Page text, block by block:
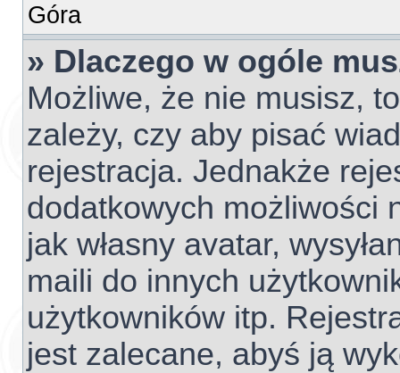
Góra
» Dlaczego w ogóle
Możliwe, że nie musisz,
zależy, czy aby pisać
rejestracja. Jednakże
dodatkowych możliwości
jak własny avatar,
maili do innych
użytkowników itp.
jest zalecane, abyś ją